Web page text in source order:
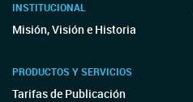
INSTITUCIONAL
Misión, Visión e Historia
PRODUCTOS Y SERVICIOS
Tarifas de Publicación